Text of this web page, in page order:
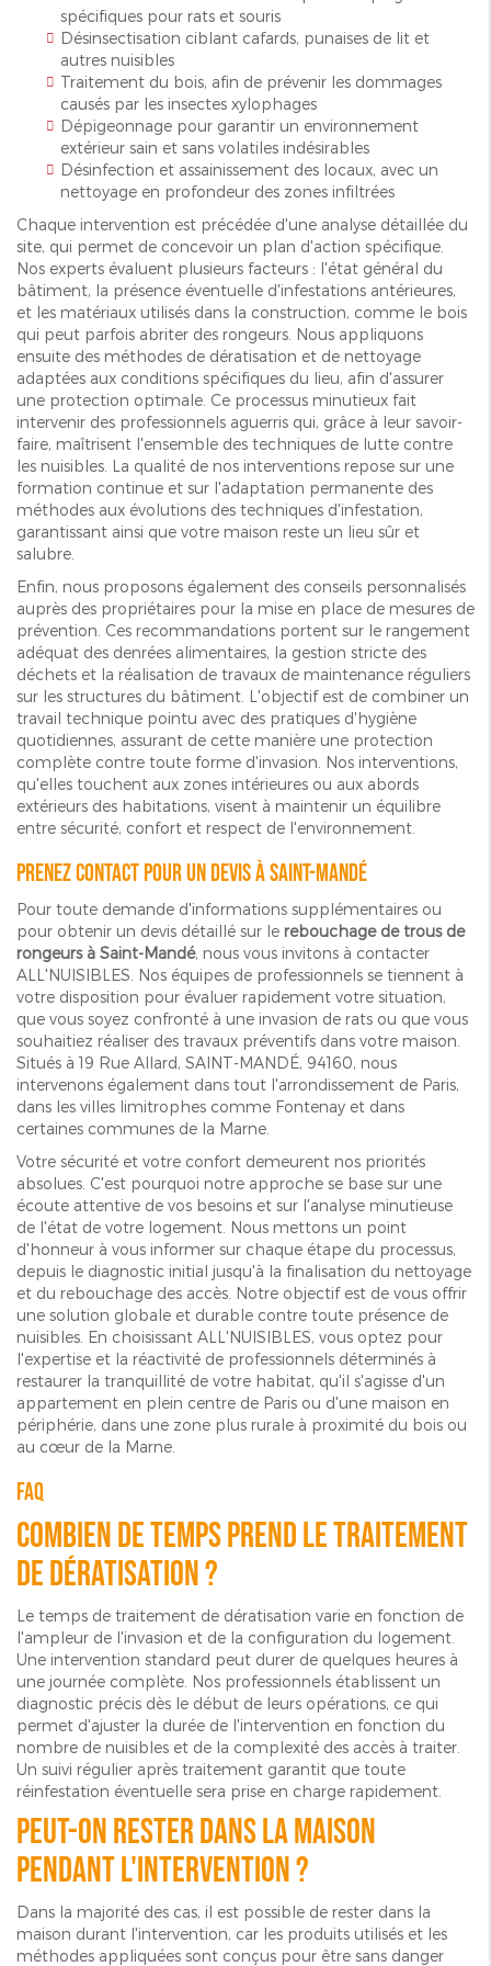
spécifiques pour rats et souris
Désinsectisation ciblant cafards, punaises de lit et
autres nuisibles
Traitement du bois, afin de prévenir les dommages
causés par les insectes xylophages
Dépigeonnage pour garantir un environnement
extérieur sain et sans volatiles indésirables
Désinfection et assainissement des locaux, avec un
nettoyage en profondeur des zones infiltrées
Chaque intervention est précédée d'une analyse détaillée du
site, qui permet de concevoir un plan d'action spécifique.
Nos experts évaluent plusieurs facteurs : l'état général du
bâtiment, la présence éventuelle d'infestations antérieures,
et les matériaux utilisés dans la construction, comme le bois
qui peut parfois abriter des rongeurs. Nous appliquons
ensuite des méthodes de dératisation et de nettoyage
adaptées aux conditions spécifiques du lieu, afin d'assurer
une protection optimale. Ce processus minutieux fait
intervenir des professionnels aguerris qui, grâce à leur savoir-
faire, maîtrisent l'ensemble des techniques de lutte contre
les nuisibles. La qualité de nos interventions repose sur une
formation continue et sur l'adaptation permanente des
méthodes aux évolutions des techniques d'infestation,
garantissant ainsi que votre maison reste un lieu sûr et
salubre.
Enfin, nous proposons également des conseils personnalisés
auprès des propriétaires pour la mise en place de mesures de
prévention. Ces recommandations portent sur le rangement
adéquat des denrées alimentaires, la gestion stricte des
déchets et la réalisation de travaux de maintenance réguliers
sur les structures du bâtiment. L'objectif est de combiner un
travail technique pointu avec des pratiques d'hygiène
quotidiennes, assurant de cette manière une protection
complète contre toute forme d'invasion. Nos interventions,
qu'elles touchent aux zones intérieures ou aux abords
extérieurs des habitations, visent à maintenir un équilibre
entre sécurité, confort et respect de l'environnement.
Prenez contact pour un devis à Saint-Mandé
Pour toute demande d'informations supplémentaires ou
pour obtenir un devis détaillé sur le rebouchage de trous de
rongeurs à Saint-Mandé, nous vous invitons à contacter
ALL'NUISIBLES. Nos équipes de professionnels se tiennent à
votre disposition pour évaluer rapidement votre situation,
que vous soyez confronté à une invasion de rats ou que vous
souhaitiez réaliser des travaux préventifs dans votre maison.
Situés à 19 Rue Allard, SAINT-MANDÉ, 94160, nous
intervenons également dans tout l'arrondissement de Paris,
dans les villes limitrophes comme Fontenay et dans
certaines communes de la Marne.
Votre sécurité et votre confort demeurent nos priorités
absolues. C'est pourquoi notre approche se base sur une
écoute attentive de vos besoins et sur l'analyse minutieuse
de l'état de votre logement. Nous mettons un point
d'honneur à vous informer sur chaque étape du processus,
depuis le diagnostic initial jusqu'à la finalisation du nettoyage
et du rebouchage des accès. Notre objectif est de vous offrir
une solution globale et durable contre toute présence de
nuisibles. En choisissant ALL'NUISIBLES, vous optez pour
l'expertise et la réactivité de professionnels déterminés à
restaurer la tranquillité de votre habitat, qu'il s'agisse d'un
appartement en plein centre de Paris ou d'une maison en
périphérie, dans une zone plus rurale à proximité du bois ou
au cœur de la Marne.
FAQ
Combien de temps prend le traitement
de dératisation ?
Le temps de traitement de dératisation varie en fonction de
l'ampleur de l'invasion et de la configuration du logement.
Une intervention standard peut durer de quelques heures à
une journée complète. Nos professionnels établissent un
diagnostic précis dès le début de leurs opérations, ce qui
permet d'ajuster la durée de l'intervention en fonction du
nombre de nuisibles et de la complexité des accès à traiter.
Un suivi régulier après traitement garantit que toute
réinfestation éventuelle sera prise en charge rapidement.
Peut-on rester dans la maison
pendant l'intervention ?
Dans la majorité des cas, il est possible de rester dans la
maison durant l'intervention, car les produits utilisés et les
méthodes appliquées sont conçus pour être sans danger